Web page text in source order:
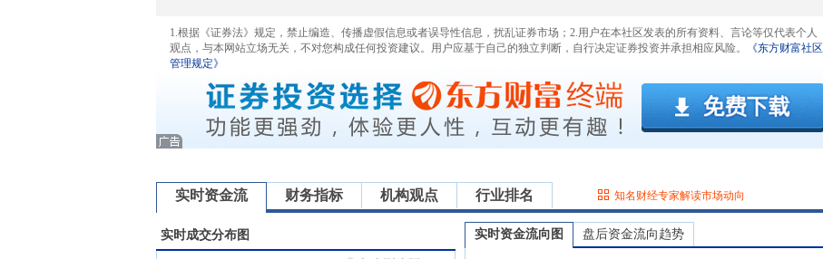
1.根据《证券法》规定，禁止编造、传播虚假信息或者误导性信息，扰乱证券市场；2.用户在本社区发表的所有资料、言论等仅代表个人
观点，与本网站立场无关，不对您构成任何投资建议。用户应基于自己的独立判断，自行决定证券投资并承担相应风险。
《东方财富社区
管理规定》
实时资金流 财务指标 机构观点 行业排名 知名财经专家解读市场动向
实时成交分布图 实时资金流向图 盘后资金流向趋势